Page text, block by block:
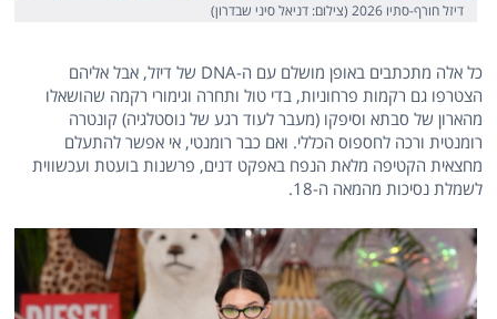
דיזל חורף-סתיו 2026 (צילום: דניאל סיני שבדרון)
כל אלה מתכתבים באופן מושלם עם ה-DNA של דיזל, אבל אליהם
הצטרפו גם רקמות פרחוניות, בדי טול ותחרה וגימורי רקמה שהושאלו
מהארון של סבתא וסיפקו (מעבר לעוד רגע של נוסטלגיה) קונטרה
רומנטית ורכה לחספוס הכללי. ואם כבר רומנטי, אי אפשר להתעלם
מחצאית הקטיפה מלאת הנפח באפקט דנים, פרשנות בועטת ועכשווית
לשמלת נסיכות מהמאה ה-18.